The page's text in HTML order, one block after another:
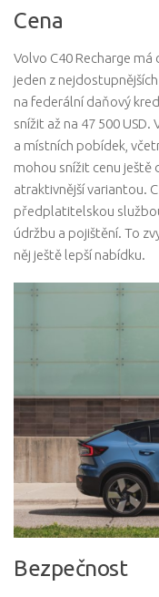
Cena
Volvo C40 Recharge
jeden z
na federální daňový
snížit až na 47 500
a místních pobídek,
mohou snížit cenu ještě
atraktivnější variantou.
předplatitelskou
údržbu a pojištění. To
něj ještě lepší nabídku.
Bezpečnost